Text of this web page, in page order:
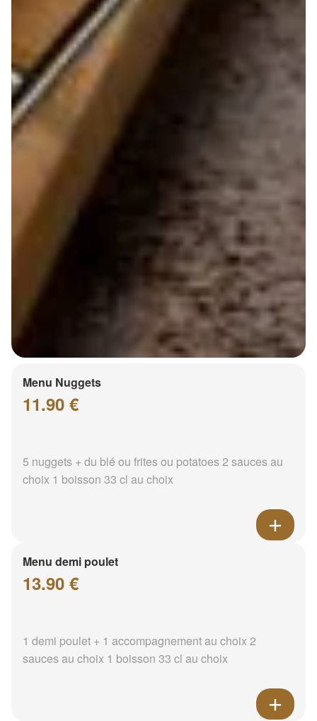
Menu Nuggets
11.90 €
5 nuggets + du blé ou frites ou potatoes 2 sauces au
choix 1 boisson 33 cl au choix
Menu demi poulet
13.90 €
1 demi poulet + 1 accompagnement au choix 2
sauces au choix 1 boisson 33 cl au choix